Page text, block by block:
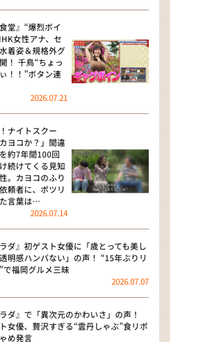
おかえり
合＆A.B.C-Z塚田×福井アナ
なんでやねん！？」（news お
えり）
DAIGOも台所 ～きょうの献立 何
にする？～
日はダイアンなり！シーズン２
だ！生です旅サラダ
えて！ニュースライブ 正義の
カタ
ＩＦＥ～夢のカタチ～
婚さんいらっしゃい！
キ山小屋本館
食堂』“爆烈ボイ
女性アナ、セ
着姿＆規格外グ
！ 千鳥“ちょっ
！！”ボタン連
2026.07.21
！ナイトスクー
ヨコか？」間違
約7年間100回
続けてくる見知
。カヨコのふり
頼者に、ポツリ
言葉は…
2026.07.14
ラダ』初ゲスト女優に「歳とっても美し
明感ハンパない」の声！ “15年ぶりリ
で福岡グルメ三昧
2026.07.07
ラダ』で「異次元のかわいさ」の声！
女優、贅沢すぎる“雲丹しゃぶ”食リポ
め発言